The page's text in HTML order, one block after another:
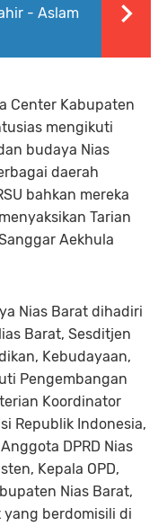
- Aslam
Center Kabupaten
mengikuti
budaya Nias
daerah
bahkan mereka
Tarian
Aekhula
Nias Barat dihadiri
Barat, Sesditjen
Kebudayaan,
Pengembangan
Koordinator
Republik Indonesia,
DPRD Nias
Kepala OPD,
Nias Barat,
yang berdomisili di